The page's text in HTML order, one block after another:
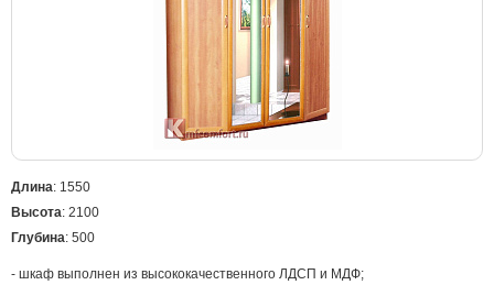
Длина: 1550
Высота: 2100
Глубина: 500
- шкаф выполнен из высококачественного ЛДСП и МДФ;